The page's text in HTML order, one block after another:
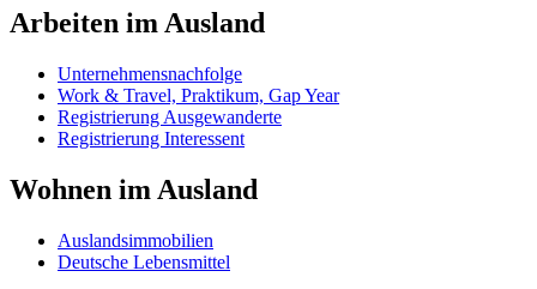
Arbeiten im Ausland
Unternehmensnachfolge
Work & Travel, Praktikum, Gap Year
Registrierung Ausgewanderte
Registrierung Interessent
Wohnen im Ausland
Auslandsimmobilien
Deutsche Lebensmittel